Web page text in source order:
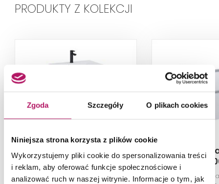
Zgoda Szczegóły O plikach cookies
Niniejsza strona korzysta z plików cookie
Wykorzystujemy pliki cookie do spersonalizowania treści
i reklam, aby oferować funkcje społecznościowe i
analizować ruch w naszej witrynie. Informacje o tym, jak
PRODUKTY Z KOLEKCJI
Roca Gap Pro
A852067464
Wąski zestaw łazienkowy Unik 60
Roca
Szafka